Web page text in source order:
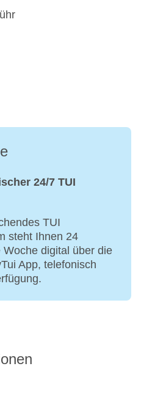
24/7 TUI
TUI
steht Ihnen 24
Woche digital über die
App, telefonisch